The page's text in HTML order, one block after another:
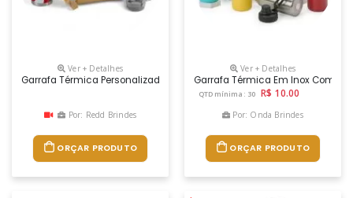
Ver + Detalhes
Garrafa Térmica Personalizada Digital 360º
Por: Redd Brindes
ORÇAR PRODUTO
Ver + Detalhes
Garrafa Térmica Em Inox Com
QTD mínima: 30 R$ 10.00
Por: Onda Brindes
ORÇAR PRODUTO